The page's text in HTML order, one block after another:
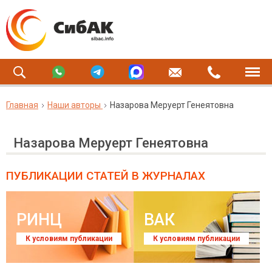
Главная Наши авторы Назарова Меруерт Генеятовна
Назарова Меруерт Генеятовна
ПУБЛИКАЦИИ СТАТЕЙ В ЖУРНАЛАХ
РИНЦ
К условиям публикации
ВАК
К условиям публикации